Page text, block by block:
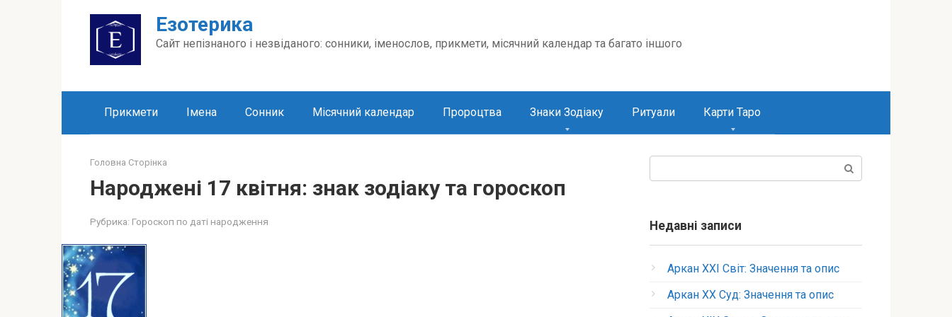
Езотерика
Сайт непізнаного і незвіданого: сонники, іменослов, прикмети, місячний календар та багато іншого
Прикмети Імена Сонник Місячний календар Пророцтва Знаки Зодіаку Ритуали Карти Таро
Головна Сторінка
Народжені 17 квітня: знак зодіаку та гороскоп
Рубрика: Гороскоп по даті народження Недавні записи
Аркан XXI Світ: Значення та опис
Аркан XX Суд: Значення та опис